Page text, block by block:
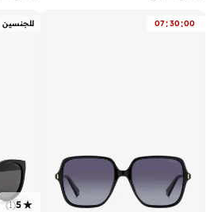
07:30:00 للجنسين
5
(
1
)